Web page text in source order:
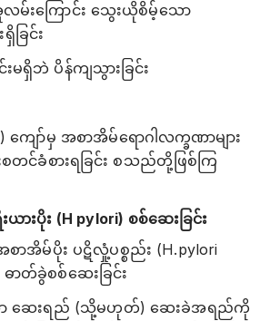
မ်းကြောင်း သွေးယိုစိမ့်သော
ခြင်း
းမရှိဘဲ ပိန်ကျသွားခြင်း
ျော်မှ အစာအိမ်ရောဂါလက္ခဏာများ
င်ခံစားရခြင်း စသည်တို့ဖြစ်ကြ
းပိုး (H pylori) စစ်ဆေးခြင်း
ာအိမ်ပိုး ပဋိလှုံ့ပစ္စည်း (H.pylori
ာတ်ခွဲစစ်ဆေးခြင်း
ော ဆေးရည် (သို့မဟုတ်) ဆေးခဲအရည်ကို